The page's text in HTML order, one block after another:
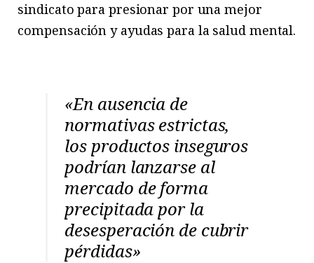
sindicato para presionar por una mejor
compensación y ayudas para la salud mental.
«En ausencia de
normativas estrictas,
los productos inseguros
podrían lanzarse al
mercado de forma
precipitada por la
desesperación de cubrir
pérdidas»